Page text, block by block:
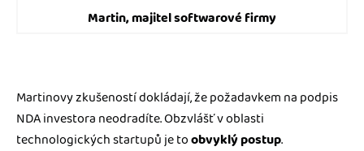
Martin, majitel softwarové firmy
Martinovy zkušeností dokládají, že požadavkem na podpis
NDA investora neodradíte. Obzvlášť v oblasti
technologických startupů je toobvyklý postup.